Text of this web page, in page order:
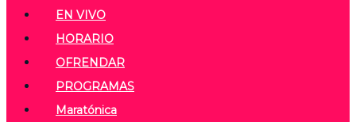
EN VIVO
HORARIO
OFRENDAR
PROGRAMAS
Maratónica